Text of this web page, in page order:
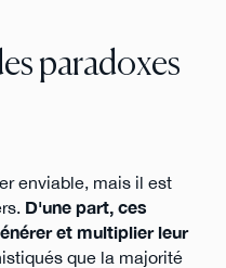
paradoxes
enviable, mais il est
D'une part, ces
et multiplier leur
que la majorité